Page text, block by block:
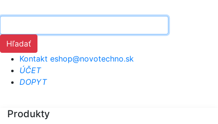
Hľadať
Kontakt eshop@novotechno.sk
ÚČET
DOPYT
Produkty